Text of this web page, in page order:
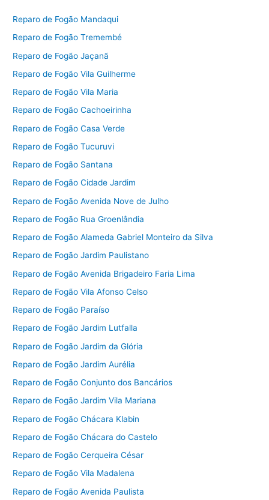
Reparo de Fogão Mandaqui
Reparo de Fogão Tremembé
Reparo de Fogão Jaçanã
Reparo de Fogão Vila Guilherme
Reparo de Fogão Vila Maria
Reparo de Fogão Cachoeirinha
Reparo de Fogão Casa Verde
Reparo de Fogão Tucuruvi
Reparo de Fogão Santana
Reparo de Fogão Cidade Jardim
Reparo de Fogão Avenida Nove de Julho
Reparo de Fogão Rua Groenlândia
Reparo de Fogão Alameda Gabriel Monteiro da Silva
Reparo de Fogão Jardim Paulistano
Reparo de Fogão Avenida Brigadeiro Faria Lima
Reparo de Fogão Vila Afonso Celso
Reparo de Fogão Paraíso
Reparo de Fogão Jardim Lutfalla
Reparo de Fogão Jardim da Glória
Reparo de Fogão Jardim Aurélia
Reparo de Fogão Conjunto dos Bancários
Reparo de Fogão Jardim Vila Mariana
Reparo de Fogão Chácara Klabin
Reparo de Fogão Chácara do Castelo
Reparo de Fogão Cerqueira César
Reparo de Fogão Vila Madalena
Reparo de Fogão Avenida Paulista